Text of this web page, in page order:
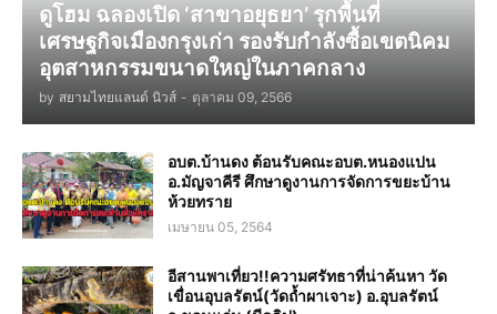
ดูโฮม ฉลองเปิด ‘สาขาอยุธยา’ รุกพื้นที่
เศรษฐกิจเมืองกรุงเก่า รองรับกำลังซื้อเขตนิคม
อุตสาหกรรมขนาดใหญ่ในภาคกลาง
by สยามไทยแลนด์ นิวส์ - ตุลาคม 09, 2566
อบต.บ้านดง ต้อนรับคณะอบต.หนองแปน
อ.มัญจาคีรี ศึกษาดูงานการจัดการขยะบ้าน
ห้วยทราย
เมษายน 05, 2564
อีสานพาเที่ยว!!ความศรัทธาที่น่าค้นหา วัด
เขื่อนอุบลรัตน์(วัดถ้ำผาเจาะ) อ.อุบลรัตน์